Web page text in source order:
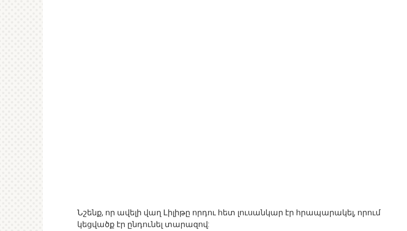
Նշենք, որ ավելի վաղ Լիլիթը որդու հետ լուսանկար էր հրապարակել, որում
կեցվածք էր ընդունել տարազով: